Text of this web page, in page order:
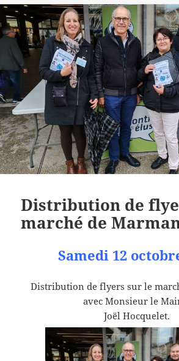
Distribution de
marché de
Samedi 12
Distribution de flyers sur le
avec Monsieur le
Joël Hocquelet.